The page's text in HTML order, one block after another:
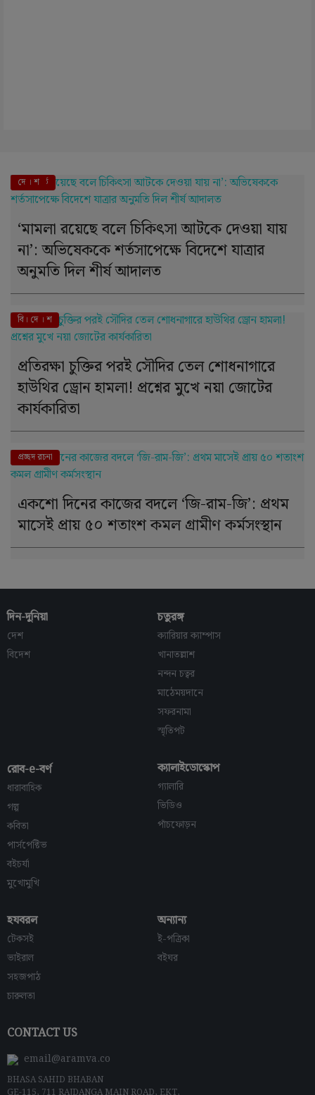
এই মুহূর্তে
দে । শ
‘মামলা রয়েছে বলে চিকিৎসা আটকে দেওয়া যায়
না’: অভিষেককে শর্তসাপেক্ষে বিদেশে যাত্রার
অনুমতি দিল শীর্ষ আদালত
বি। দে । শ
প্রতিরক্ষা চুক্তির পরই সৌদির তেল শোধনাগারে
হাউথির ড্রোন হামলা! প্রশ্নের মুখে নয়া জোটের
কার্যকারিতা
দে । শ
প্রচ্ছদ রচনা
একশো দিনের কাজের বদলে ‘জি-রাম-জি’: প্রথম
মাসেই প্রায় ৫০ শতাংশ কমল গ্রামীণ কর্মসংস্থান
দিন-দুনিয়া
দেশ
বিদেশ
চতুরঙ্গ
ক্যারিয়ার ক্যাম্পাস
খানাতল্লাশ
নন্দন চত্বর
মাঠেময়দানে
সফরনামা
স্মৃতিপট
রোব-e-বর্ণ
ধারাবাহিক
গল্প
কবিতা
পার্সপেক্টিভ
বইচর্যা
মুখোমুখি
ক্যালাইডোস্কোপ
গ্যালারি
ভিডিও
পাঁচফোড়ন
হযবরল
টেকসই
ভাইরাল
সহজপাঠ
চারুলতা
অন্যান্য
ই-পত্রিকা
বইঘর
CONTACT US
email@aramva.co
BHASA SAHID BHABAN